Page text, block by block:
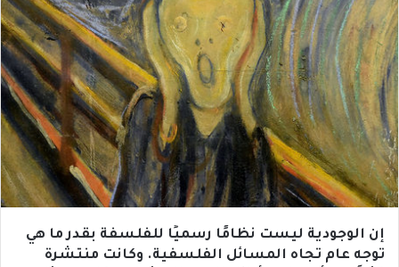
إن الوجودية ليست نظامًا رسميًا للفلسفة بقدر ما هي
توجه عام تجاه المسائل الفلسفية. وكانت منتشرة